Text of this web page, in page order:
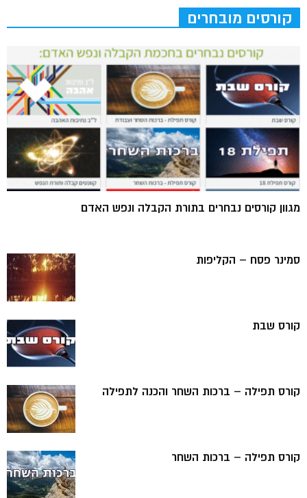
קורסים מובחרים
מגוון קורסים נבחרים בתורת הקבלה ונפש האדם
סמינר פסח – הקליפות
קורס שבת
קורס תפילה – ברכות השחר והכנה לתפילה
קורס תפילה – ברכות השחר